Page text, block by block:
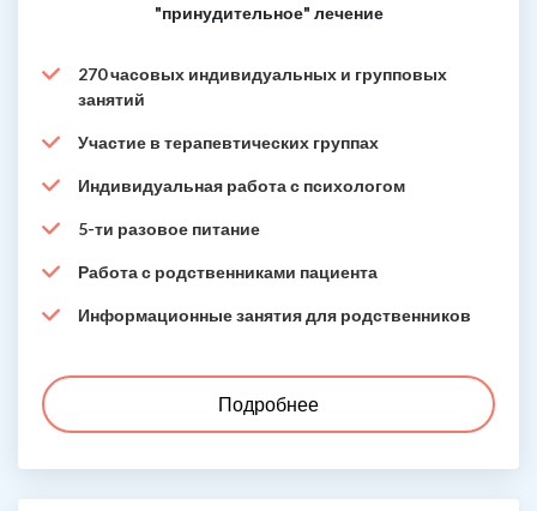
"принудительное" лечение
270 часовых индивидуальных и групповых
занятий
Участие в терапевтических группах
Индивидуальная работа с психологом
5-ти разовое питание
Работа с родственниками пациента
Информационные занятия для родственников
Подробнее